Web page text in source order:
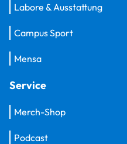
Labore & Ausstattung
Campus Sport
Mensa
Service
Merch-Shop
Podcast